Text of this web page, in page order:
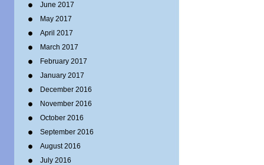
June 2017
May 2017
April 2017
March 2017
February 2017
January 2017
December 2016
November 2016
October 2016
September 2016
August 2016
July 2016